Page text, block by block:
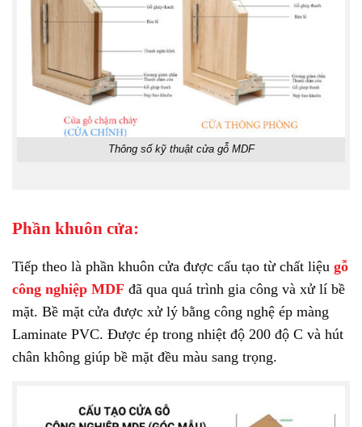
Thông số kỹ thuật cửa gỗ MDF
Phần khuôn cửa:
Tiếp theo là phần khuôn cửa được cấu tạo từ chất liệu gỗ
công nghiệp MDF đã qua quá trình gia công và xử lí bề
mặt. Bề mặt cửa được xử lý bằng công nghệ ép màng
Laminate PVC. Được ép trong nhiệt độ 200 độ C và hút
chân không giúp bề mặt đều màu sang trọng.